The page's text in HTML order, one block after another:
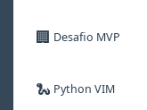
🏢 Desafio MVP
🐍 Python VIM